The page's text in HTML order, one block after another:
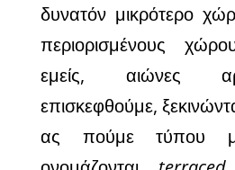
δυνατόν μικρότερο
περιορισμένους
εμείς, αιώνες
επισκεφθούμε,
ας πούμε τύπου